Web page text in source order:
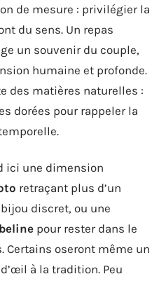
de mesure : privilégier la
du sens. Un repas
un souvenir du couple,
humaine et profonde.
des matières naturelles :
dorées pour rappeler la
ici une dimension
retraçant plus d’un
discret, ou une
pour rester dans le
Certains oseront même un
à la tradition. Peu